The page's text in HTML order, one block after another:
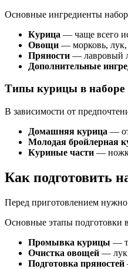
Основные ингредиенты
Курица — чаще всего
Овощи — морковь, лук,
Пряности — лавровый
Дополнительные
Типы курицы в наборе
В зависимости от
Домашняя курица —
Молодая бройлерная
Куриные части —
Как подготовить
Перед приготовлением нужно
Основные этапы подготовки
Промывка курицы —
Очистка овощей — лук,
Подготовка пряностей